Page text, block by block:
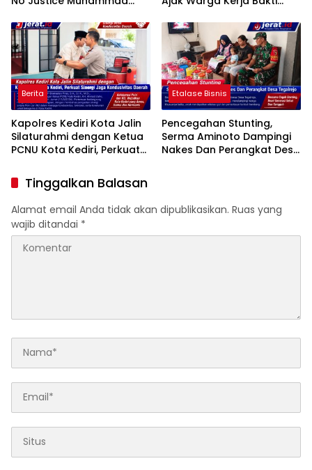
Berita
Kapolres Kediri Kota Jalin
Silaturahmi dengan Ketua
PCNU Kota Kediri, Perkuat
Daerah
Etalase Bisnis
Pencegahan Stunting,
Serma Aminoto Dampingi
Nakes Dan Perangkat Desa
Tinggalkan Balasan
Alamat email Anda tidak akan dipublikasikan. Ruas yang
wajib ditandai *